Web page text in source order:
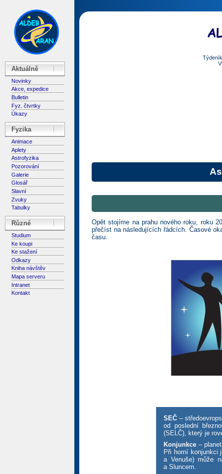
Aktuálně
Novinky
Akce, expedice
Bulletin
Fyz. čtvrtky
Úkazy
Fyzika
Animace
Aplety
Astrofyzika
Pozorování
Galerie
Glosář
Slavní
Zvuky
Tabulky
Různé
Studium
Ke koupi
Ke stažení
Odkazy
Kniha návštěv
Mapa serveru
Intranet
Kontakt
Opět stojíme na prahu nového roku, roku
přečíst na následujících řádcích. Časové
času.
SEČ –
od poslední
(SELČ), který je
Konjunkce –
Při horní konjunkci
a Venuše) může
a Sluncem.